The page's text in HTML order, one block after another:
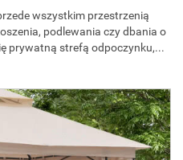
wszystkim przestrzenią
podlewania czy dbania o
prywatną strefą odpoczynku,...